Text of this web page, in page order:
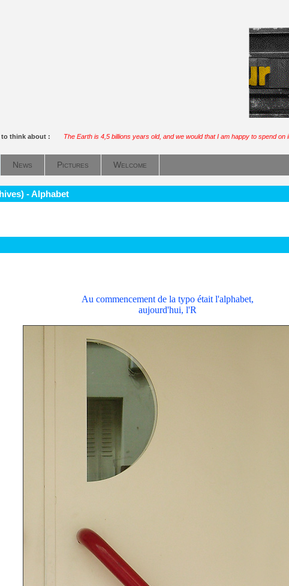
to think about : The Earth is 4,5 billions years old, and we would that I am happy to spend on
News Pictures Welcome
- Alphabet
Au commencement de la typo était l'alphabet,
aujourd'hui, l'R